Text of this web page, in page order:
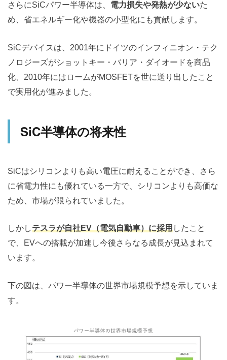
さらにSiCパワー半導体は、 電力損失や発熱が少ないた
め、省エネルギー化や機器の小型化にも貢献します。
SiCデバイスは、2001年にドイツのインフィニオン・テク
ノロジーズがショットキー・バリア・ダイオードを商品
化、2010年にはロームがMOSFETを世に送り出したこと
で実用化が進みました。
SiC半導体の将来性
SiCはシリコンよりも高い電圧に耐えることができ、さら
に省電力性にも優れている一方で、シリコンよりも高価な
ため、市場が限られていました。
しかしテスラが自社EV（電気自動車）に採用したこと
で、EVへの搭載が加速し今後さらなる成長が見込まれて
います。
下の図は、パワー半導体の世界市場規模予想を示していま
す。